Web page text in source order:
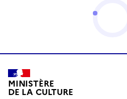
MINISTÈRE
DE LA CULTURE